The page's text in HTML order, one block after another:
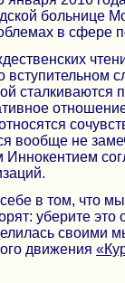
больнице
в сфере
вступительном
сталкиваются
вообще не
в том, что
уберите это
своими
движения